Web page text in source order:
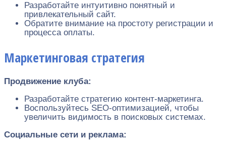
Разработайте интуитивно понятный и
привлекательный сайт.
Обратите внимание на простоту регистрации и
процесса оплаты.
Маркетинговая стратегия
Продвижение клуба:
Разработайте стратегию контент-маркетинга.
Воспользуйтесь SEO-оптимизацией, чтобы
увеличить видимость в поисковых системах.
Социальные сети и реклама: